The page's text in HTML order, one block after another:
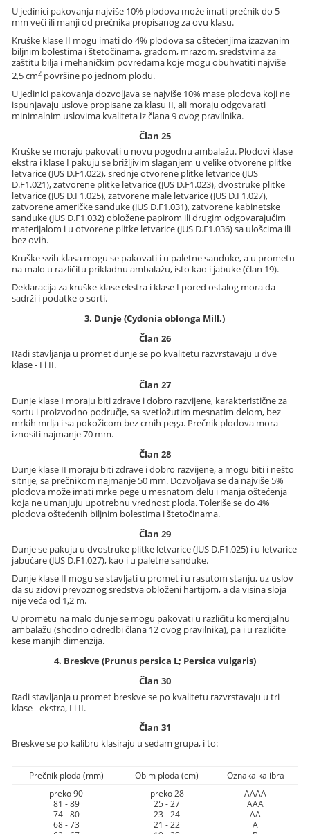
U jedinici pakovanja najviše 10% plodova može imati prečnik do 5
mm veći ili manji od prečnika propisanog za ovu klasu.
Kruške klase II mogu imati do 4% plodova sa oštećenjima izazvanim
biljnim bolestima i štetočinama, gradom, mrazom, sredstvima za
zaštitu bilja i mehaničkim povredama koje mogu obuhvatiti najviše
2,5 cm2 površine po jednom plodu.
U jedinici pakovanja dozvoljava se najviše 10% mase plodova koji ne
ispunjavaju uslove propisane za klasu II, ali moraju odgovarati
minimalnim uslovima kvaliteta iz člana 9 ovog pravilnika.
Član 25
Kruške se moraju pakovati u novu pogodnu ambalažu. Plodovi klase
ekstra i klase I pakuju se brižljivim slaganjem u velike otvorene plitke
letvarice (JUS D.F1.022), srednje otvorene plitke letvarice (JUS
D.F1.021), zatvorene plitke letvarice (JUS D.F1.023), dvostruke plitke
letvarice (JUS D.F1.025), zatvorene male letvarice (JUS D.F1.027),
zatvorene američke sanduke (JUS D.F1.031), zatvorene kabinetske
sanduke (JUS D.F1.032) obložene papirom ili drugim odgovarajućim
materijalom i u otvorene plitke letvarice (JUS D.F1.036) sa ulošcima ili
bez ovih.
Kruške svih klasa mogu se pakovati i u paletne sanduke, a u prometu
na malo u različitu prikladnu ambalažu, isto kao i jabuke (član 19).
Deklaracija za kruške klase ekstra i klase I pored ostalog mora da
sadrži i podatke o sorti.
3. Dunje (Cydonia oblonga Mill.)
Član 26
Radi stavljanja u promet dunje se po kvalitetu razvrstavaju u dve
klase - I i II.
Član 27
Dunje klase I moraju biti zdrave i dobro razvijene, karakteristične za
sortu i proizvodno područje, sa svetložutim mesnatim delom, bez
mrkih mrlja i sa pokožicom bez crnih pega. Prečnik plodova mora
iznositi najmanje 70 mm.
Član 28
Dunje klase II moraju biti zdrave i dobro razvijene, a mogu biti i nešto
sitnije, sa prečnikom najmanje 50 mm. Dozvoljava se da najviše 5%
plodova može imati mrke pege u mesnatom delu i manja oštećenja
koja ne umanjuju upotrebnu vrednost ploda. Toleriše se do 4%
plodova oštećenih biljnim bolestima i štetočinama.
Član 29
Dunje se pakuju u dvostruke plitke letvarice (JUS D.F1.025) i u letvarice
jabučare (JUS D.F1.027), kao i u paletne sanduke.
Dunje klase II mogu se stavljati u promet i u rasutom stanju, uz uslov
da su zidovi prevoznog sredstva obloženi hartijom, a da visina sloja
nije veća od 1,2 m.
U prometu na malo dunje se mogu pakovati u različitu komercijalnu
ambalažu (shodno odredbi člana 12 ovog pravilnika), pa i u različite
kese manjih dimenzija.
4. Breskve (Prunus persica L; Persica vulgaris)
Član 30
Radi stavljanja u promet breskve se po kvalitetu razvrstavaju u tri
klase - ekstra, I i II.
Član 31
Breskve se po kalibru klasiraju u sedam grupa, i to:
Prečnik ploda (mm) Obim ploda (cm)
Oznaka kalibra
preko 90
preko 28
AAAA
81 - 89
25 - 27
AAA
74 - 80
23 - 24
AA
68 - 73
21 - 22
A